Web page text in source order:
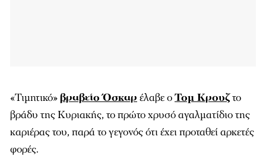
«Τιμητικό»βραβείο Όσκαρ έλαβε οΤομ Κρουζτο
βράδυ της Κυριακής, το πρώτο χρυσό αγαλματίδιο της
καριέρας του, παρά το γεγονός ότι έχει προταθεί αρκετές
φορές.